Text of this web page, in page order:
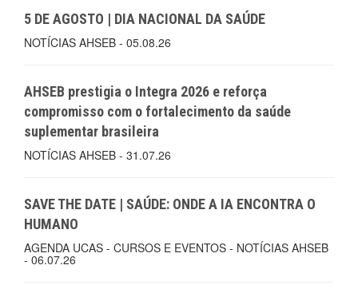
5 DE AGOSTO | DIA NACIONAL DA SAÚDE
NOTÍCIAS AHSEB - 05.08.26
AHSEB prestigia o Integra 2026 e reforça
compromisso com o fortalecimento da saúde
suplementar brasileira
NOTÍCIAS AHSEB - 31.07.26
SAVE THE DATE | SAÚDE: ONDE A IA ENCONTRA O
HUMANO
AGENDA UCAS - CURSOS E EVENTOS - NOTÍCIAS AHSEB
- 06.07.26